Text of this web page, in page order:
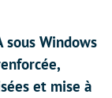
sous Windows
et mise à